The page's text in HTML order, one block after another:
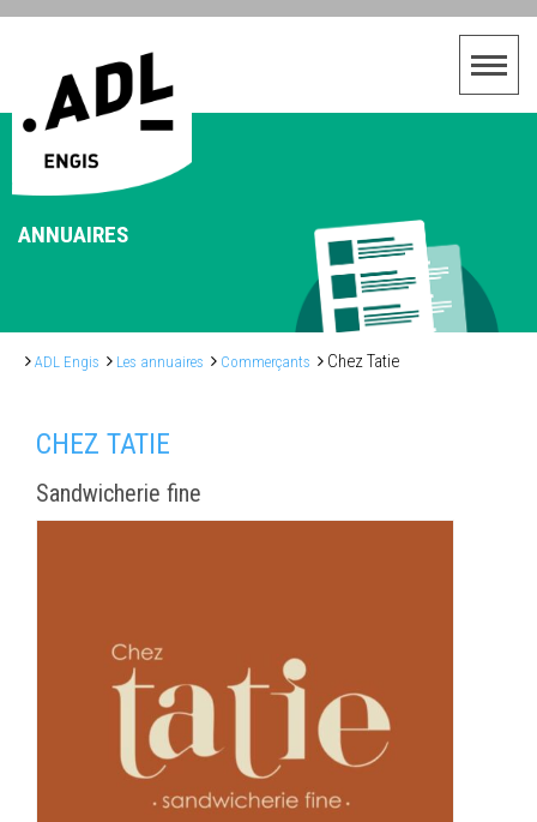
ANNUAIRES
ADL Engis Les annuaires Commerçants Chez Tatie
CHEZ TATIE
Sandwicherie fine